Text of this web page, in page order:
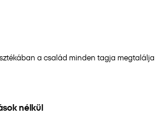
a család minden tagja megtalálja
nélkül